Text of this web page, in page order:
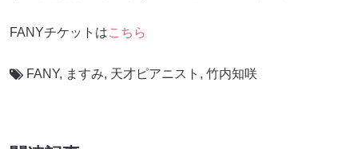
FANYチケットはこちら
FANY, ますみ, 天才ピアニスト , 竹内知咲